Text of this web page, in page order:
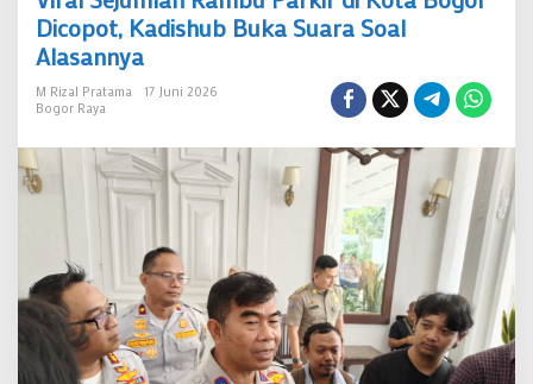
Parkir
di
Bogor
Buka
Suara
Soal
Alasannya
Dicopot, Kadishub Buka Suara Soal
Alasannya
M Rizal Pratama
17 Juni 2026
Bogor Raya